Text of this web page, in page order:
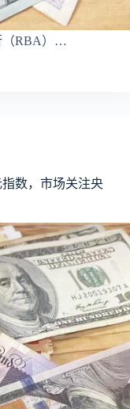
（RBA）…
数，市场关注央